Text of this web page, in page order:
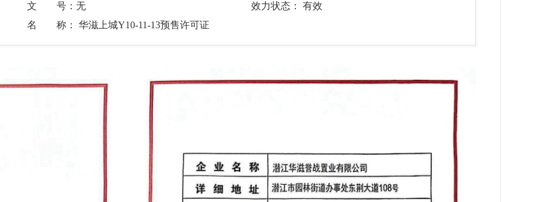
文 号：无
效力状态： 有效
名 称： 华滋上城Y10-11-13预售许可证